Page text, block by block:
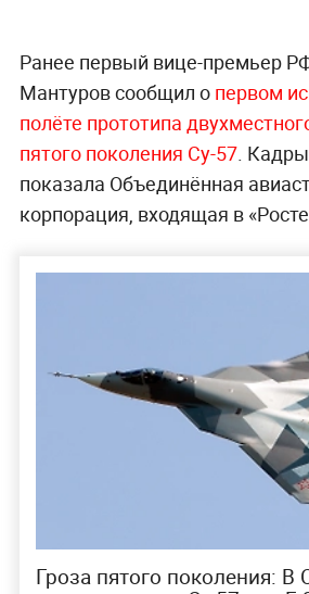
Ранее первый вице-премьер
Мантуров сообщил опервом
полёте прототипа
пятого поколения Су-57.
показала Объединённая
корпорация, входящая в
Гроза пятого поколения: